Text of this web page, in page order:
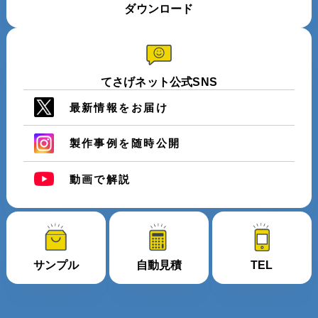
ダウンロード
てさげネット公式SNS
最新情報をお届け
製作事例を随時公開
動画で解説
サンプル 自動見積 TEL